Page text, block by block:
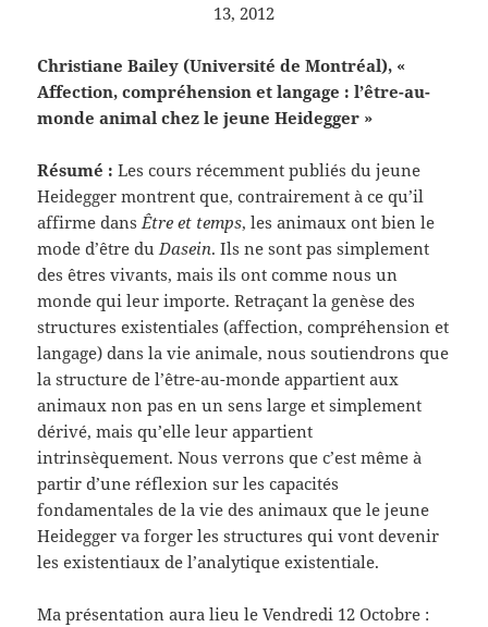
13, 2012
Christiane Bailey (Université de Montréal), «
Affection, compréhension et langage : l’être-au-
monde animal chez le jeune Heidegger »
Résumé : Les cours récemment publiés du jeune
Heidegger montrent que, contrairement à ce qu’il
affirme dansÊtre et temps, les animaux ont bien le
mode d’être duDasein. Ils ne sont pas simplement
des êtres vivants, mais ils ont comme nous un
monde qui leur importe. Retraçant la genèse des
structures existentiales (affection, compréhension et
langage) dans la vie animale, nous soutiendrons que
la structure de l’être-au-monde appartient aux
animaux non pas en un sens large et simplement
dérivé, mais qu’elle leur appartient
intrinsèquement. Nous verrons que c’est même à
partir d’une réflexion sur les capacités
fondamentales de la vie des animaux que le jeune
Heidegger va forger les structures qui vont devenir
les existentiaux de l’analytique existentiale.
Ma présentation aura lieu le Vendredi 12 Octobre :